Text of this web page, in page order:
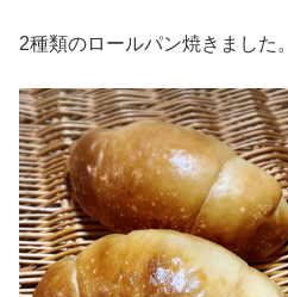
2種類のロールパン焼きました。